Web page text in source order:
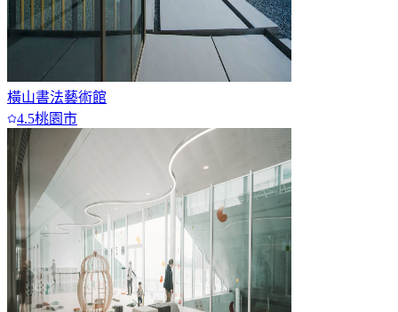
橫山書法藝術館
4.5桃園市